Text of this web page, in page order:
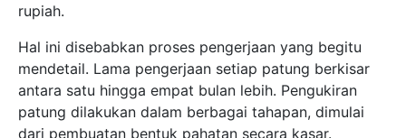
rupiah.
Hal ini disebabkan proses pengerjaan yang begitu
mendetail. Lama pengerjaan setiap patung berkisar
antara satu hingga empat bulan lebih. Pengukiran
patung dilakukan dalam berbagai tahapan, dimulai
dari pembuatan bentuk pahatan secara kasar.